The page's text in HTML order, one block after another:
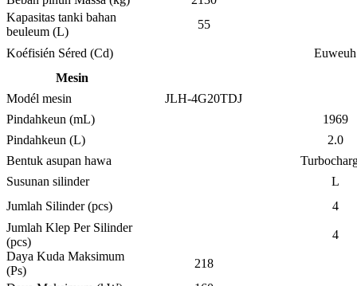
Kapasitas tanki bahan
beuleum (L)
55
Koéfisién Séred (Cd)
Euweuh
Mesin
Modél mesin
JLH-4G20TDJ
Pindahkeun (mL)
1969
Pindahkeun (L)
2.0
Bentuk asupan hawa
Susunan silinder
L
Jumlah Silinder (pcs)
4
Jumlah Klep Per Silinder
(pcs)
4
Daya Kuda Maksimum
(Ps)
218